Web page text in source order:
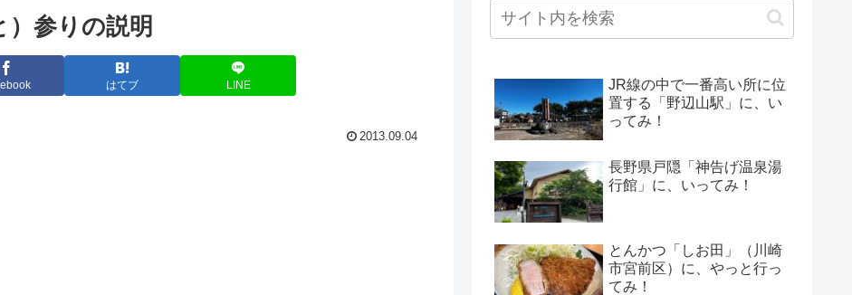
参りの説明
はてブ LINE
2013.09.04
JR線の中で一番高い所に位
置する「野辺山駅」に、い
ってみ！
長野県戸隠「神告げ温泉湯
行館」に、いってみ！
とんかつ「しお田」（川崎
市宮前区）に、やっと行っ
てみ！